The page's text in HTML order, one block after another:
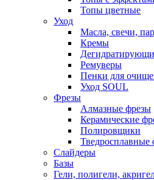
Топы цветные
Уход
Масла, свечи,
Кремы
Ремуверы
Пенки для
Уход SOUL
Фрезы
Алмазные фрезы
Керамические
Полировщики
Тведросплавные
Слайдеры
Базы
Гели, полигели,